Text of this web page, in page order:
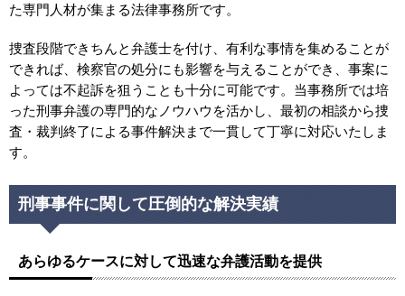
た専門人材が集まる法律事務所です。
捜査段階できちんと弁護士を付け、有利な事情を集めることが
できれば、検察官の処分にも影響を与えることができ、事案に
よっては不起訴を狙うことも十分に可能です。当事務所では培
った刑事弁護の専門的なノウハウを活かし、最初の相談から捜
査・裁判終了による事件解決まで一貫して丁寧に対応いたしま
す。
刑事事件に関して圧倒的な解決実績
あらゆるケースに対して迅速な弁護活動を提供